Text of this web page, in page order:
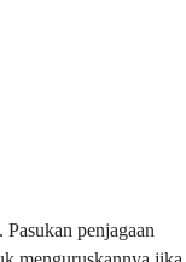
penjagaan